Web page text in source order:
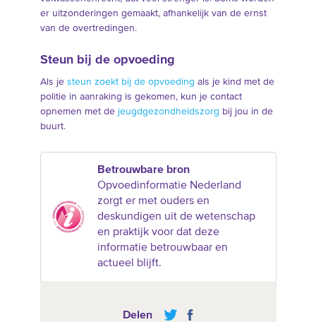
er uitzonderingen gemaakt, afhankelijk van de ernst
van de overtredingen.
Steun bij de opvoeding
Als je steun zoekt bij de opvoeding als je kind met de
politie in aanraking is gekomen, kun je contact
opnemen met de jeugdgezondheidszorg bij jou in de
buurt.
Betrouwbare bron
Opvoedinformatie Nederland
zorgt er met ouders en
deskundigen uit de wetenschap
en praktijk voor dat deze
informatie betrouwbaar en
actueel blijft.
Delen